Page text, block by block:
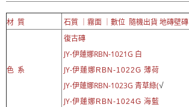
材 質 石質 ｜霧面 ｜數位 隨機出貨 地磚壁磚
色 系
復古磚
JY-伊蓮娜RBN-1021G 白
JY-伊蓮娜RBN-1022G 薄荷
JY-伊蓮娜RBN-1023G 青草綠(√
JY-伊蓮娜RBN-1024G 海藍